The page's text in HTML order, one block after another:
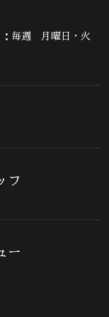
：毎週 月曜日・火
フ
ー